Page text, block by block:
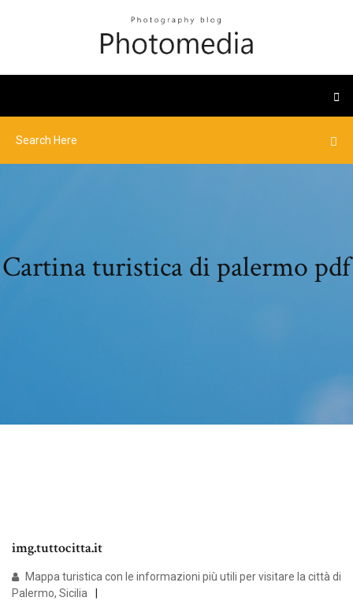
Cartina turistica di palermo pdf
img.tuttocitta.it
Mappa turistica con le informazioni più utili per visitare la città di
Palermo, Sicilia